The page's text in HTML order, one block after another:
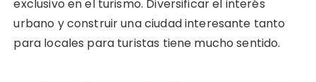
exclusivo en el turismo. Diversificar el interés
urbano y construir una ciudad interesante tanto
para locales para turistas tiene mucho sentido.